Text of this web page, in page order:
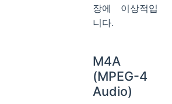
장에 이상적입
니다.
M4A
(MPEG-4
Audio)